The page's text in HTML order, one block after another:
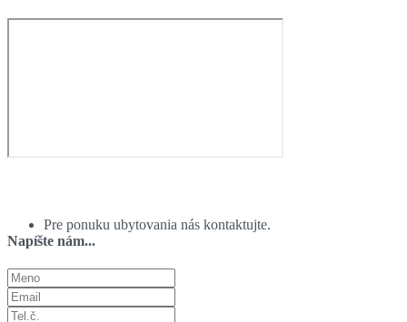
Pre ponuku ubytovania nás kontaktujte.
Napíšte nám...